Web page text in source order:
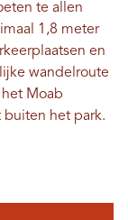
te allen
1,8 meter
en
wandelroute
Moab
buiten het park.